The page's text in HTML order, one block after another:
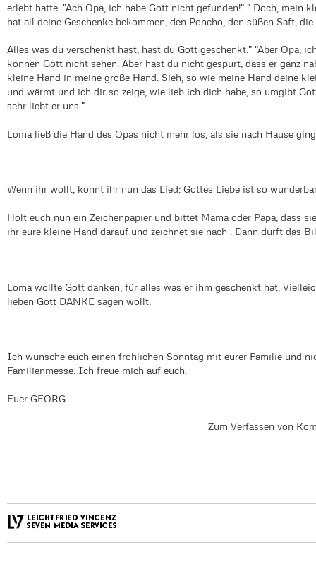
erlebt hatte. "Ach Opa, ich habe Gott nicht gefunden!" " Doch, mein
hat all deine Geschenke bekommen, den Poncho, den süßen Saft, die
Alles was du verschenkt hast, hast du Gott geschenkt." "Aber Opa,
können Gott nicht sehen. Aber hast du nicht gespürt, dass er ganz
kleine Hand in meine große Hand. Sieh, so wie meine Hand deine
und wärmt und ich dir so zeige, wie lieb ich dich habe, so umgibt
sehr liebt er uns."
Loma ließ die Hand des Opas nicht mehr los, als sie nach Hause
Wenn ihr wollt, könnt ihr nun das Lied: Gottes Liebe ist so
Holt euch nun ein Zeichenpapier und bittet Mama oder Papa, dass
ihr eure kleine Hand darauf und zeichnet sie nach . Dann dürft das
Loma wollte Gott danken, für alles was er ihm geschenkt hat.
lieben Gott DANKE sagen wollt.
Ich wünsche euch einen fröhlichen Sonntag mit eurer Familie und
Familienmesse. Ich freue mich auf euch.
Euer GEORG.
Zum Verfassen von